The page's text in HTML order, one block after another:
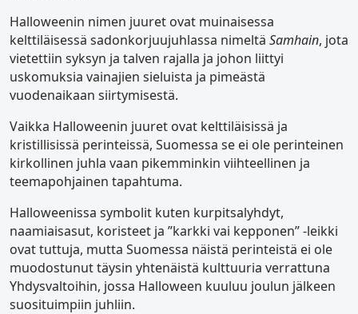
Halloweenin nimen juuret ovat muinaisessa
kelttiläisessä sadonkorjuujuhlassa nimeltä Samhain, jota
vietettiin syksyn ja talven rajalla ja johon liittyi
uskomuksia vainajien sieluista ja pimeästä
vuodenaikaan siirtymisestä.
Vaikka Halloweenin juuret ovat kelttiläisissä ja
kristillisissä perinteissä, Suomessa se ei ole perinteinen
kirkollinen juhla vaan pikemminkin viihteellinen ja
teemapohjainen tapahtuma.
Halloweenissa symbolit kuten kurpitsalyhdyt,
naamiaisasut, koristeet ja ”karkki vai kepponen” -leikki
ovat tuttuja, mutta Suomessa näistä perinteistä ei ole
muodostunut täysin yhtenäistä kulttuuria verrattuna
Yhdysvaltoihin, jossa Halloween kuuluu joulun jälkeen
suosituimpiin juhliin.